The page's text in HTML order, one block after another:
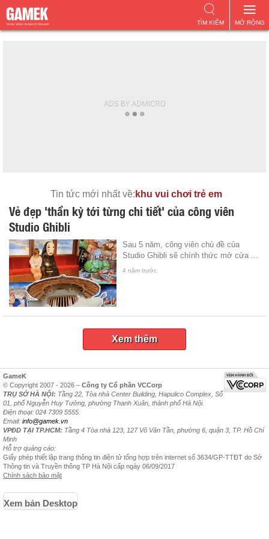
MỞ RỘNG
TÌM KIẾM
Tin tức mới nhất về: khu vui chơi trẻ em
Vẻ đẹp 'thần kỳ tới từng chi tiết' của công viên
Studio Ghibli
Sau 5 năm, công viên chủ đề của
Studio Ghibli sẽ chính thức mở cửa ...
4 năm trước
Xem thêm
GameK
© Copyright 2007 - 2026 – Công ty Cổ phần VCCorp
TRỤ SỞ HÀ NỘI: Tầng 22, Tòa nhà Center Building, Hapulico Complex, Số
01, phố Nguyễn Huy Tưởng, phường Thanh Xuân, thành phố Hà Nội.
Điện thoại: 024 7309 5555.
Email: info@gamek.vn
VPĐD TẠI TP.HCM: Tầng 4 Tòa nhà 123, 127 Võ Văn Tần, phường 6, quận 3, TP. Hồ Chí
Minh
Hỗ trợ quảng cáo:
Giấy phép thiết lập trang thông tin điện tử tổng hợp trên internet số 3634/GP-TTĐT do Sở
Thông tin và Truyền thông TP Hà Nội cấp ngày 06/09/2017
Chính sách bảo mật
Xem bản Desktop